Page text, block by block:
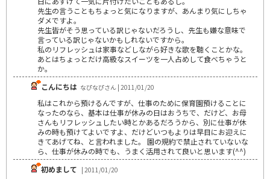
先生の言うこともちょっと気になりますが、あんまり気にしちゃ
ダメですよ。
先生皆がそう思っている訳じゃないだろうし、先生も嫌な意味で
言っている訳じゃないかもしれないですから。
私のリフレッシュは家事などしながら好きな歌を聴くことかな。
あとはちょっとだけ高級なスイーツを一人占めして食べちゃうと
か。
こんにちは なぴなぴさん | 2011/01/20
私はこれから預けるんですが、仕事のために保育園預けることに
なったのなら、基本は仕事が休みの日はおうちで、だけど、お母
さんもリフレッシュしたい時とかあるだろうから、別に仕事が休
みの時も預けてよいですよ、だけどいつもよりは早目にお迎えに
きてあげてね、と言われました。 園の規約で禁止されていないな
ら、仕事が休みの時でも、うまく活用されて良いと思います(^^)
初めまして | 2011/01/20